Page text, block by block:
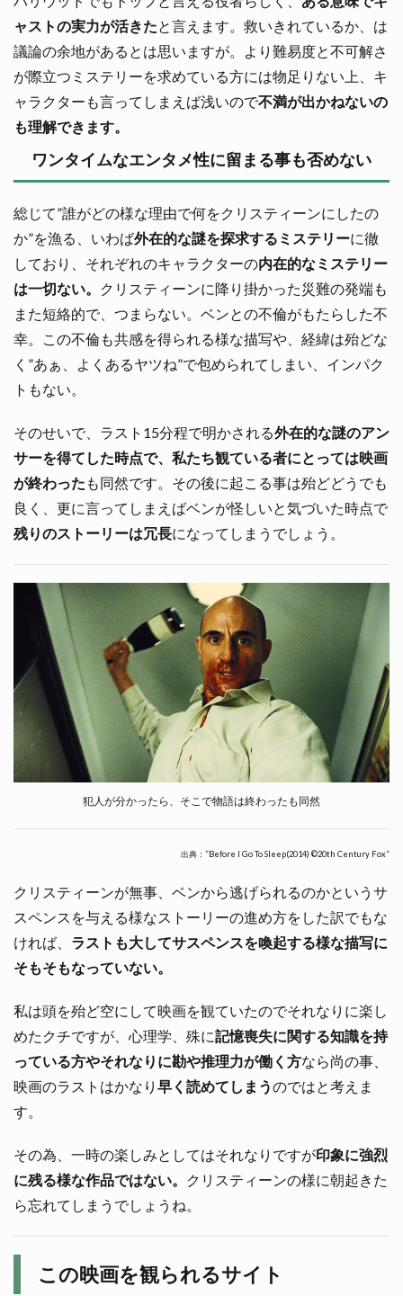
ャストの実力が活きたと言えます。救いきれているか、は
議論の余地があるとは思いますが。より難易度と不可解さ
が際立つミステリーを求めている方には物足りない上、キ
ャラクターも言ってしまえば浅いので不満が出かねないの
も理解できます。
ワンタイムなエンタメ性に留まる事も否めない
総じて”誰がどの様な理由で何をクリスティーンにしたの
か”を漁る、いわば外在的な謎を探求するミステリーに徹
しており、それぞれのキャラクターの内在的なミステリー
は一切ない。
クリスティーンに降り掛かった災難の発端も
また短絡的で、つまらない。ベンとの不倫がもたらした不
幸。この不倫も共感を得られる様な描写や、経緯は殆どな
く”あぁ、よくあるヤツね”で包められてしまい、インパク
トもない。
そのせいで、ラスト15分程で明かされる外在的な謎のアン
サーを得てした時点で、私たち観ている者にとっては映画
が終わった も同然です。その後に起こる事は殆どどうでも
良く、更に言ってしまえばベンが怪しいと気づいた時点で
残りのストーリーは冗長になってしまうでしょう。
犯人が分かったら、そこで物語は終わったも同然
出典：”Before I Go To Sleep(2014) ©20th Century Fox”
クリスティーンが無事、ベンから逃げられるのかというサ
スペンスを与える様なストーリーの進め方をした訳でもな
ければ、 ラストも大してサスペンスを喚起する様な描写に
そもそもなっていない。
私は頭を殆ど空にして映画を観ていたのでそれなりに楽し
めたクチですが、心理学、殊に記憶喪失に関する知識を持
っている方やそれなりに勘や推理力が働く方なら尚の事、
映画のラストはかなり 早く読めてしまうのではと考えま
す。
その為、一時の楽しみとしてはそれなりですが印象に強烈
に残る様な作品ではない。
クリスティーンの様に朝起きた
ら忘れてしまうでしょうね。
この映画を観られるサイト